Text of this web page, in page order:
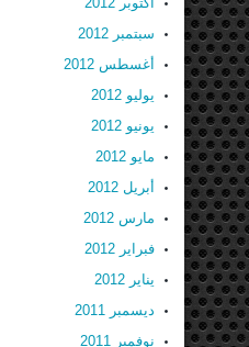
سبتمبر 2012
أغسطس 2012
يوليو 2012
يونيو 2012
مايو 2012
أبريل 2012
مارس 2012
فبراير 2012
يناير 2012
ديسمبر 2011
نوفمبر 2011